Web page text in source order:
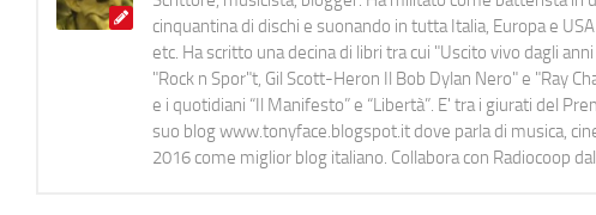
cinquantina di dischi e suonando in tutta Italia, Europa e
etc. Ha scritto una decina di libri tra cui "Uscito vivo dagli
"Rock n Spor"t, Gil Scott-Heron Il Bob Dylan Nero" e "Ray
e i quotidiani “Il Manifesto” e “Libertà”. E' tra i giurati del
suo blog www.tonyface.blogspot.it dove parla di musica,
2016 come miglior blog italiano. Collabora con Radiocoop